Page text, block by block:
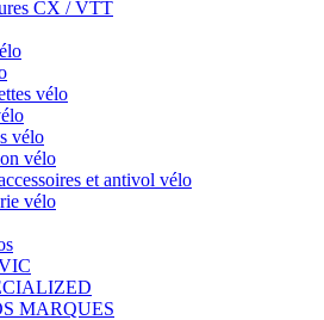
CX / VTT
vélo
vélo
vélo
et antivol vélo
vélo
MARQUES